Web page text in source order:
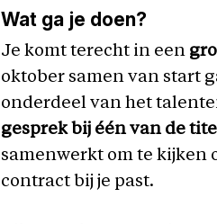
Wat ga je doen?
Je komt terecht in een
oktober samen van start
onderdeel van het
gesprek bij één van de
samenwerkt om te kijken
contract bij je past.